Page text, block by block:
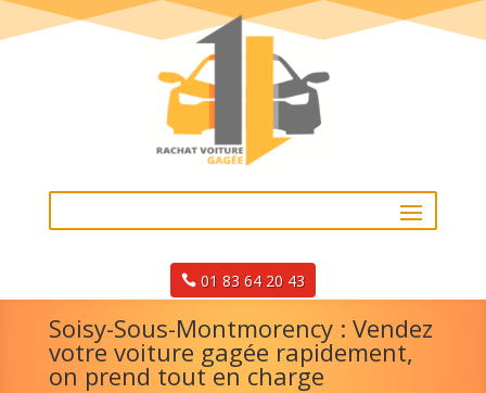
01 83 64 20 43
Soisy-Sous-Montmorency : Vendez
votre voiture gagée rapidement,
on prend tout en charge